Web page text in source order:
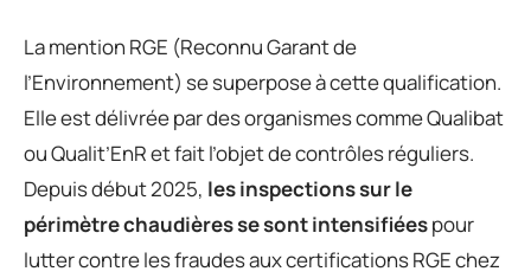
La mention RGE (Reconnu Garant de
l’Environnement) se superpose à cette qualification.
Elle est délivrée par des organismes comme Qualibat
ou Qualit’EnR et fait l’objet de contrôles réguliers.
Depuis début 2025, les inspections sur le
périmètre chaudières se sont intensifiéespour
lutter contre les fraudes aux certifications RGE chez